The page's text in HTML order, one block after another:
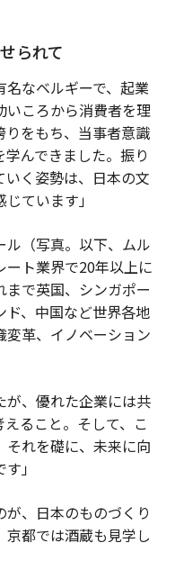
られて
名なベルギーで、起業
いころから消費者を理
をもち、当事者意識
んできました。振り
く姿勢は、日本の文
ています」
ル（写真。以下、ムル
ート業界で20年以上に
で英国、シンガポー
ド、中国など世界各地
変革、イノベーション
が、優れた企業には共
ること。そして、こ
それを礎に、未来に向
」
、日本のものづくり
都では酒蔵も見学し